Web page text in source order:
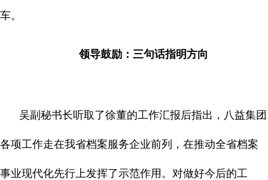
车。
领导鼓励：三句话指明方向
吴副秘书长听取了徐董的工作汇报后指出，八益集团
各项工作走在我省档案服务企业前列，在推动全省档案
事业现代化先行上发挥了示范作用。对做好今后的工